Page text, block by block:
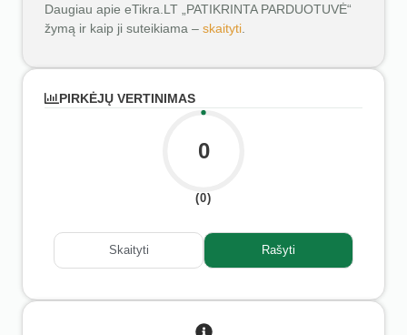
Daugiau apie eTikra.LT „PATIKRINTA PARDUOTUVĖ“
žymą ir kaip ji suteikiama – skaityti
PIRKĖJŲ VERTINIMAS
0
(0)
Skaityti Rašyti